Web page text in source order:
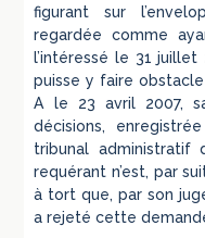
figurant sur
regardée comme
l’intéressé le 31
puisse y faire
A le 23 avril 2007,
décisions,
tribunal
requérant n’est, par
à tort que, par son
a rejeté cette